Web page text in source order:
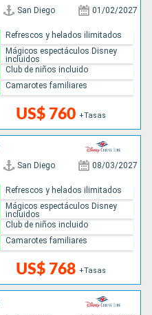
San Diego 01/02/2027
US$ 760 +Tasas
Refrescos y helados ilimitados
Mágicos espectáculos Disney
incluidos
Club de niños incluido
Camarotes familiares
San Diego 08/03/2027
US$ 768 +Tasas
Refrescos y helados ilimitados
Mágicos espectáculos Disney
incluidos
Club de niños incluido
Camarotes familiares